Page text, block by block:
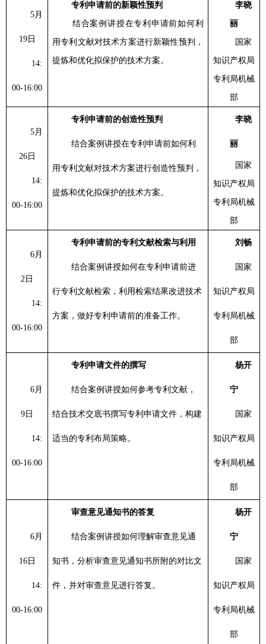
5月
19日
14:
00-16:00
专利申请前的新颖性预判
结合案例讲授在专利申请前如何利
用专利文献对技术方案进行新颖性预判，
提炼和优化拟保护的技术方案。
李晓
丽
国家
知识产权局
专利局机械
部
5月
26日
14:
00-16:00
专利申请前的创造性预判
结合案例讲授在专利申请前如何利
用专利文献对技术方案进行创造性预判，
提炼和优化拟保护的技术方案。
李晓
丽
国家
知识产权局
专利局机械
部
6月
2 日
14:
00-16:00
专利申请前的专利文献检索与利用
结合案例讲授如何在专利申请前进
行专利文献检索，利用检索结果改进技术
方案，做好专利申请前的准备工作。
刘畅
国家
知识产权局
专利局机械
部
6月
9 日
14:
00-16:00
专利申请文件的撰写
结合案例讲授如何参考专利文献，
结合技术交底书撰写专利申请文件，构建
适当的专利布局策略。
杨开
宁
国家
知识产权局
专利局机械
部
6月
16日
14:
00-16:00
审查意见通知书的答复
结合案例讲授如何理解审查意见通
知书，分析审查意见通知书所附的对比文
件，并对审查意见进行答复。
杨开
宁
国家
知识产权局
专利局机械
部